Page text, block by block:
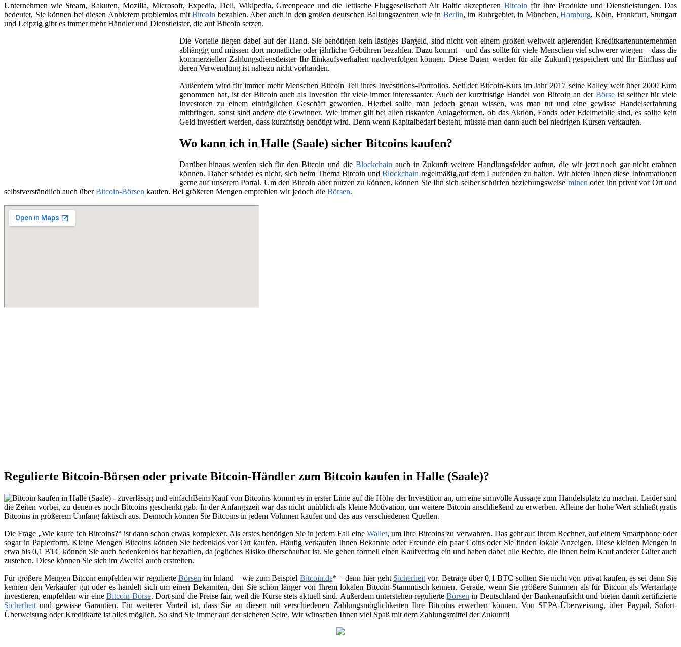
Unternehmen wie Steam, Rakuten, Mozilla, Microsoft, Expedia, Dell, Wikipedia, Greenpeace und die lettische Fluggesellschaft Air Baltic akzeptieren Bitcoin für Ihre Produkte und Dienstleistungen. Das
bedeutet, Sie können bei diesen Anbietern problemlos mitBitcoin bezahlen. Aber auch in den großen deutschen Ballungszentren wie in Berlin, im Ruhrgebiet, in München,Hamburg, Köln, Frankfurt, Stuttgart
und Leipzig gibt es immer mehr Händler und Dienstleister, die auf Bitcoin setzen.
Die Vorteile liegen dabei auf der Hand. Sie benötigen kein lästiges Bargeld, sind nicht von einem großen weltweit agierenden Kreditkartenunternehmen
abhängig und müssen dort monatliche oder jährliche Gebühren bezahlen. Dazu kommt – und das sollte für viele Menschen viel schwerer wiegen – dass die
kommerziellen Zahlungsdienstleister Ihr Einkaufsverhalten nachverfolgen können. Diese Daten werden für alle Zukunft gespeichert und Ihr Einfluss auf
deren Verwendung ist nahezu nicht vorhanden.
Außerdem wird für immer mehr Menschen Bitcoin Teil ihres Investitions-Portfolios. Seit der Bitcoin-Kurs im Jahr 2017 seine Ralley weit über 2000 Euro
genommen hat, ist der Bitcoin auch als Investion für viele immer interessanter. Auch der kurzfristige Handel von Bitcoin an derBörse ist seither für viele
Investoren zu einem einträglichen Geschäft geworden. Hierbei sollte man jedoch genau wissen, was man tut und eine gewisse Handelserfahrung
mitbringen, sonst sind andere die Gewinner. Wie immer gilt bei allen riskanten Anlageformen, ob das Aktion, Fonds oder Edelmetalle sind, es sollte kein
Geld investiert werden, dass kurzfristig benötigt wird. Denn wenn Kapitalbedarf besteht, müsste man dann auch bei niedrigen Kursen verkaufen.
Wo kann ich in Halle (Saale) sicher Bitcoins kaufen?
Darüber hinaus werden sich für den Bitcoin und die Blockchainauch in Zukunft weitere Handlungsfelder auftun, die wir jetzt noch gar nicht erahnen
können. Daher schadet es nicht, sich beim Thema Bitcoin undBlockchain regelmäßig auf dem Laufenden zu halten. Wir bieten Ihnen diese Informationen
gerne auf unserem Portal. Um den Bitcoin aber nutzen zu können, können Sie Ihn sich selber schürfen beziehungsweise minenoder ihn privat vor Ort und
selbstverständlich auch überBitcoin-Börsen kaufen. Bei größeren Mengen empfehlen wir jedoch die Börsen.
Regulierte Bitcoin-Börsen oder private Bitcoin-Händler zum Bitcoin kaufen in Halle (Saale)?
Beim Kauf von Bitcoins kommt es in erster Linie auf die Höhe der Investition an, um eine sinnvolle Aussage zum Handelsplatz zu machen. Leider sind
die Zeiten vorbei, zu denen es noch Bitcoins geschenkt gab. In der Anfangszeit war das nicht unüblich als kleine Motivation, um weitere Bitcoin anschließend zu erwerben. Alleine der hohe Wert schließt gratis
Bitcoins in größerem Umfang faktisch aus. Dennoch können Sie Bitcoins in jedem Volumen kaufen und das aus verschiedenen Quellen.
Die Frage „Wie kaufe ich Bitcoins?“ ist dann schon etwas komplexer. Als erstes benötigen Sie in jedem Fall eine Wallet, um Ihre Bitcoins zu verwahren. Das geht auf Ihrem Rechner, auf einem Smartphone oder
sogar in Papierform. Kleine Mengen Bitcoins können Sie bedenklos vor Ort kaufen. Häufig verkaufen Ihnen Bekannte oder Freunde ein paar Coins oder Sie finden lokale Anzeigen. Diese kleinen Mengen in
etwa bis 0,1 BTC können Sie auch bedenkenlos bar bezahlen, da jegliches Risiko überschaubar ist. Sie gehen formell einen Kaufvertrag ein und haben dabei alle Rechte, die Ihnen beim Kauf anderer Güter auch
zustehen. Diese können Sie sich im Zweifel auch erstreiten.
Für größere Mengen Bitcoin empfehlen wir regulierte Börsen im Inland – wie zum Beispiel Bitcoin.de* – denn hier geht Sicherheit vor. Beträge über 0,1 BTC sollten Sie nicht von privat kaufen, es sei denn Sie
kennen den Verkäufer gut oder es handelt sich um einen Bekannten, den Sie schön länger von Ihrem lokalen Bitcoin-Stammtisch kennen. Gerade, wenn Sie größere Summen als für Bitcoin als Wertanlage
investieren, empfehlen wir eine Bitcoin-Börse. Dort sind die Preise fair, weil die Kurse stets aktuell sind. Außerdem unterstehen regulierteBörsen in Deutschland der Bankenaufsicht und bieten damit zertifizierte
Sicherheit und gewisse Garantien. Ein weiterer Vorteil ist, dass Sie an diesen mit verschiedenen Zahlungsmöglichkeiten Ihre Bitcoins erwerben können. Von SEPA-Überweisung, über Paypal, Sofort-
Überweisung oder Kreditkarte ist alles möglich. So sind Sie immer auf der sicheren Seite. Wir wünschen Ihnen viel Spaß mit dem Zahlungsmittel der Zukunft!